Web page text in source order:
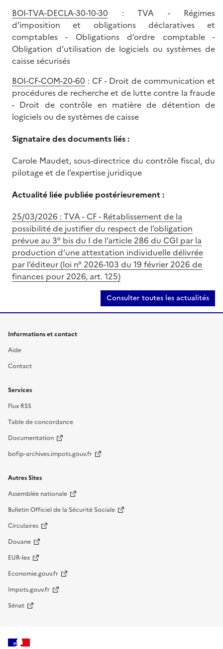
BOI-TVA-DECLA-30-10-30 : TVA - Régimes
d’imposition et obligations déclaratives et
comptables - Obligations d’ordre comptable -
Obligation d’utilisation de logiciels ou systèmes de
caisse sécurisés
BOI-CF-COM-20-60 : CF - Droit de communication et
procédures de recherche et de lutte contre la fraude
- Droit de contrôle en matière de détention de
logiciels ou de systèmes de caisse
Signataire des documents liés :
Carole Maudet, sous-directrice du contrôle fiscal, du
pilotage et de l’expertise juridique
Actualité liée publiée postérieurement :
25/03/2026 : TVA - CF - Rétablissement de la
possibilité de justifier du respect de l’obligation
prévue au 3° bis du I de l’article 286 du CGI par la
production d’une attestation individuelle délivrée
par l’éditeur (loi n° 2026-103 du 19 février 2026 de
finances pour 2026, art. 125)
Consulter toutes les actualités
Informations et contact
Aide
Contact
Services
Flux RSS
Table de concordance
Documentation
bofip-archives.impots.gouv.fr
Autres Sites
Assemblée nationale
Bulletin Officiel de la Sécurité Sociale
Circulaires
Douane
EUR-lex
Economie.gouv.fr
Impots.gouv.fr
Sénat